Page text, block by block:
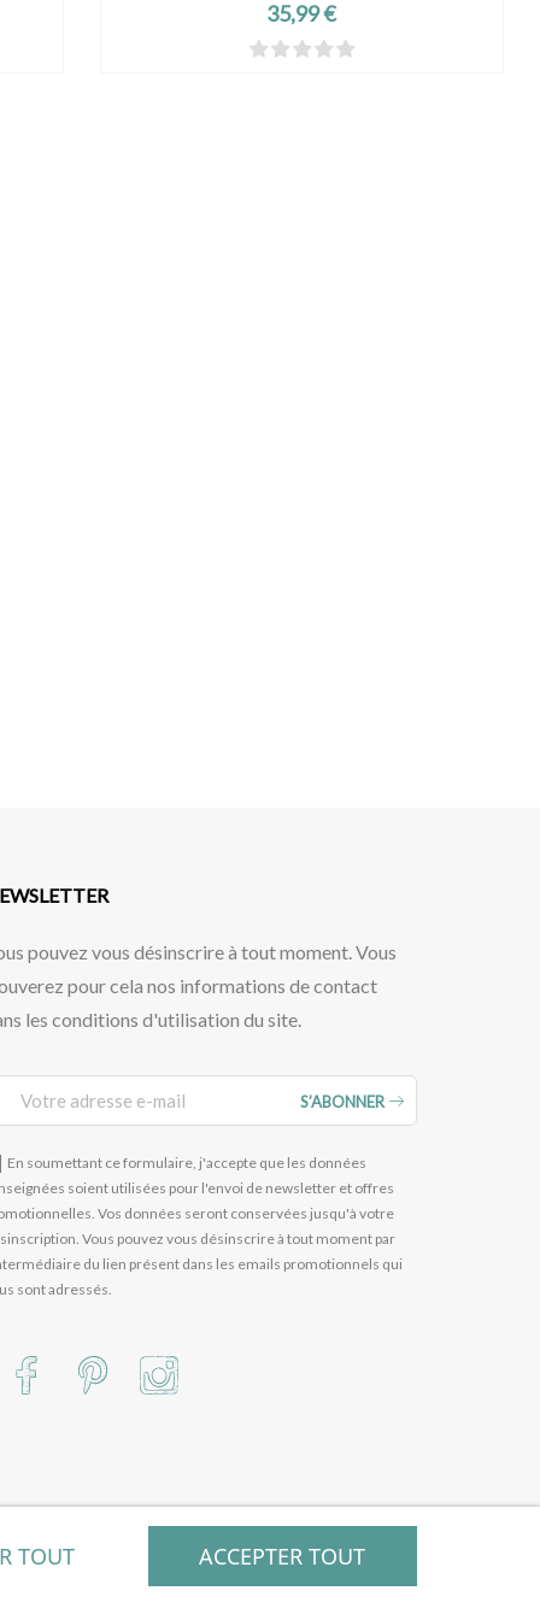
Prix
35,99 €
TOUT ACCEPTER TOUT
pouvez vous désinscrire à tout moment. Vous
pour cela nos informations de contact
les conditions d'utilisation du site.
S’ABONNER
En soumettant ce formulaire, j'accepte que les données
soient utilisées pour l'envoi de newsletter et offres
Vos données seront conservées jusqu'à votre
Vous pouvez vous désinscrire à tout moment par
du lien présent dans les emails promotionnels qui
sont adressés.
/ WEEZY